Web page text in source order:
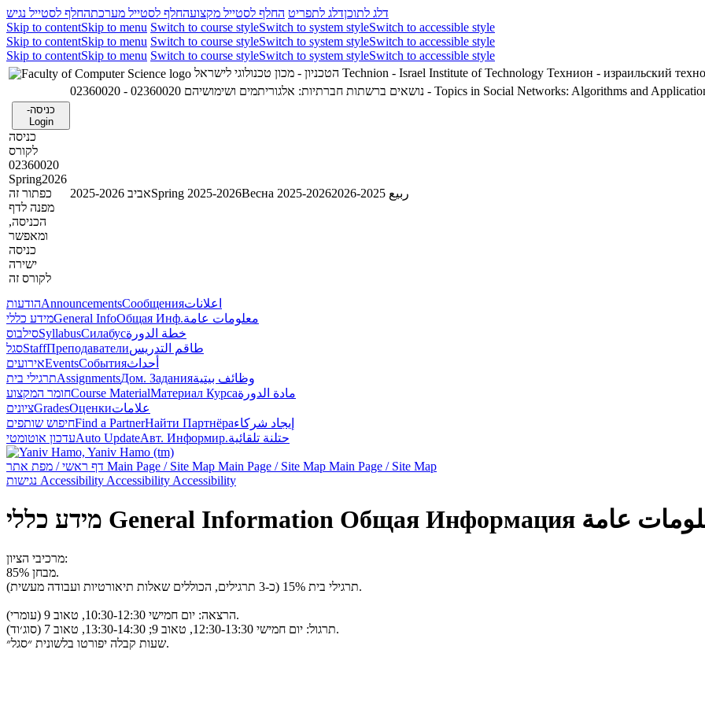
דלג לתוכןדלג לתפריט החלף לסטייל מקצועהחלף לסטייל מערכתהחלף לסטייל נגיש
Skip to contentSkip to menu Switch to course styleSwitch to system styleSwitch to accessible style
Skip to contentSkip to menu Switch to course styleSwitch to system styleSwitch to accessible style
Skip to contentSkip to menu Switch to course styleSwitch to system styleSwitch to accessible style
Technion - Israel Institute of Technology Технион - израильский
02360020 - נושאים ברשתות חברתיות: אלגוריתמים ושימושיהם 02360020 - Topics in Social Networks: Algorithms and
כניסה-
Login
כניסה
לקורס
02360020
Spring2026
כפתור זה
מפנה לדף
הכניסה,
ומאפשר
כניסה
ישירה
לקורס זה
אביב 2025-2026Spring 2025-2026Весна 2025-2026 ربيع 2025-2026
הודעותAnnouncementsСообщенияاعلانات
מידע כלליGeneral InfoОбщая Инф.معلومات عامة
סילבוסSyllabusСилабусخطة الدورة
סגלStaffПреподавателиطاقم التدريس
אירועיםEventsСобытияأحداث
תרגילי ביתAssignmentsДом. Заданияوظائف بيتية
חומר המקצועCourse MaterialМатериал Курсаمادة الدورة
ציוניםGradesОценкиعلامات
חיפוש שותפיםFind a PartnerНайти Партнёраإيجاد شركاء
עדכון אוטומטיAuto UpdateАвт. Информир.حتلنة تلقائية
Main Page / Site Map Main Page / Site Map Main Page / Site Map
Accessibility Accessibility Accessibility
מידע כללי General Information Общая Информация عامة
מרכיבי הציון:
מבחן 85%.
תרגילי בית 15% (כ-3 תרגילים, הכוללים שאלות תיאורטיות ועבודה מעשית).
הרצאה: יום חמישי 10:30-12:30, טאוב 9 (עומרי).
תרגול: יום חמישי 12:30-13:30, טאוב 9; 13:30-14:30, טאוב 7 (סוג׳וד).
שעות קבלה יפורטו בלשונית ״סגל״.